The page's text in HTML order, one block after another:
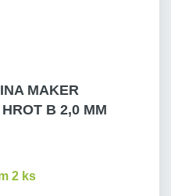
MAKER
B 2,0 MM
2 ks